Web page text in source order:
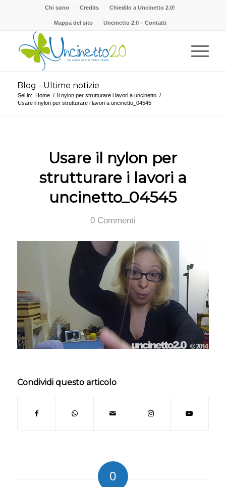
Chi sono Credits Chiedilo a Uncinetto 2.0!
Mappa del sito Uncinetto 2.0 – Contatti
Blog - Ultime notizie
Sei in: Home / Il nylon per strutturare i lavori a uncinetto /
Usare il nylon per strutturare i lavori a uncinetto_04545
Usare il nylon per
strutturare i lavori a
uncinetto_04545
0 Commenti
Condividi questo articolo
0